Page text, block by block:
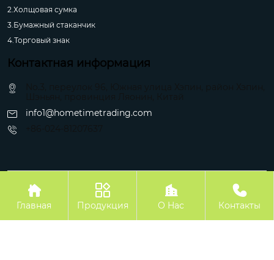
2.Холщовая сумка
3.Бумажный стаканчик
4.Торговый знак
Контактная информация
info1@hometimetrading.com
Авторское право©Шэньян Хуэйфэнтай Импорт и Экспорт Ко.

Главная

Продукция

О Hас

Контакты